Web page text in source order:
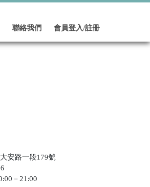
聯絡我們 會員登入/註冊
安路一段179號
－21:00